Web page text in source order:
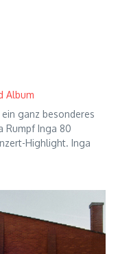
Album
ganz besonderes
Rumpf Inga 80
Highlight. Inga